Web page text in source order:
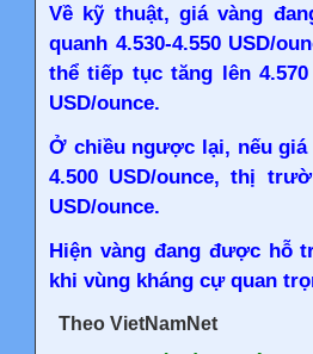
Về kỹ thuật, giá vàng
quanh 4.530-4.550 USD/
thể tiếp tục tăng lên
USD/ounce.
Ở chiều ngược lại, nếu
4.500 USD/ounce, thị
USD/ounce.
Hiện vàng đang được hỗ
khi vùng kháng cự quan
Theo VietNamNet